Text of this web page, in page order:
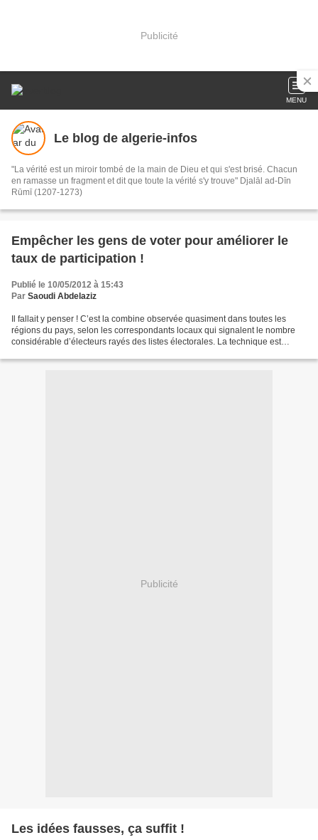
Publicité
MENU
Le blog de algerie-infos
"La vérité est un miroir tombé de la main de Dieu et qui s'est brisé. Chacun
en ramasse un fragment et dit que toute la vérité s'y trouve" Djalāl ad-Dīn
Rūmī (1207-1273)
Empêcher les gens de voter pour améliorer le
taux de participation !
Publié le 10/05/2012 à 15:43
Par Saoudi Abdelaziz
Il fallait y penser ! C’est la combine observée quasiment dans toutes les
régions du pays, selon les correspondants locaux qui signalent le nombre
considérable d’électeurs rayés des listes électorales. La technique est
Publicité
Les idées fausses, ça suffit !